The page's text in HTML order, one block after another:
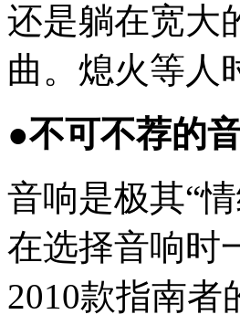
还是躺在宽大
曲。熄火等人
●不可不荐的
音响是极其“
在选择音响时
2010款指南